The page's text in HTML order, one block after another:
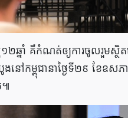
១២​ឆ្នាំ​ គឺ​កំណត់​ឲ្យ​ការ​ចូលរួម​ស្
ង​នៅ​កម្ពុជា​នាថ្ងៃ​ទី​២៩ ​ខែ​